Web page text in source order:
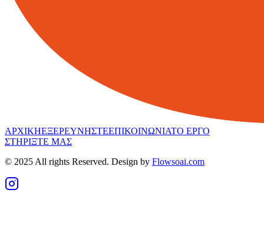
ΑΡΧΙΚΗΕΞΕΡΕΥΝΗΣΤΕΕΠΙΚΟΙΝΩΝΙΑΤΟ ΕΡΓΟ
ΣΤΗΡΙΞΤΕ ΜΑΣ
© 2025 All rights Reserved. Design by Flowsoai.com